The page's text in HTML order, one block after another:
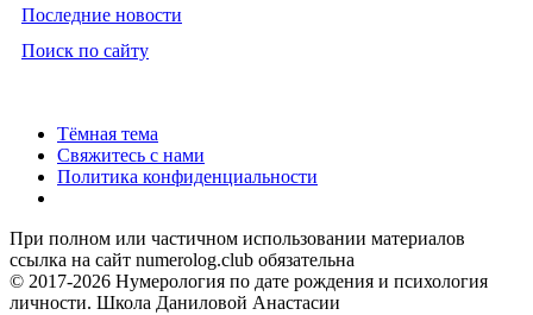
Последние новости
Поиск по сайту
Тёмная тема
Свяжитесь с нами
Политика конфиденциальности
При полном или частичном использовании материалов
ссылка на сайт numerolog.club обязательна
© 2017-2026 Нумерология по дате рождения и психология
личности. Школа Даниловой Анастасии